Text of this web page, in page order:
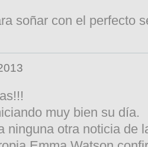
soñar con el perfecto
muy bien su día.
ninguna otra noticia de